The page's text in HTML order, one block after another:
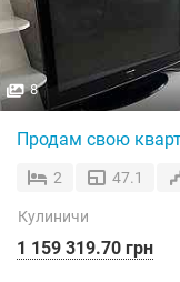
8
Продам свою
2 47.1
Кулиничи
1 159 319.70 грн